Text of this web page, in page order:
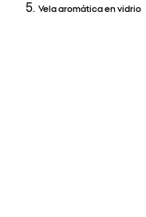
Vela aromática en vidrio